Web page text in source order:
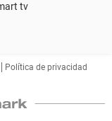
tv
Política de privacidad